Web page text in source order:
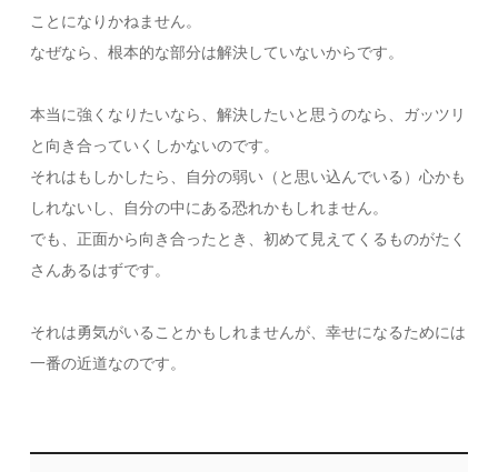
ことになりかねません。
なぜなら、根本的な部分は解決していないからです。
本当に強くなりたいなら、解決したいと思うのなら、ガッツリ
と向き合っていくしかないのです。
それはもしかしたら、自分の弱い（と思い込んでいる）心かも
しれないし、自分の中にある恐れかもしれません。
でも、正面から向き合ったとき、初めて見えてくるものがたく
さんあるはずです。
それは勇気がいることかもしれませんが、幸せになるためには
一番の近道なのです。